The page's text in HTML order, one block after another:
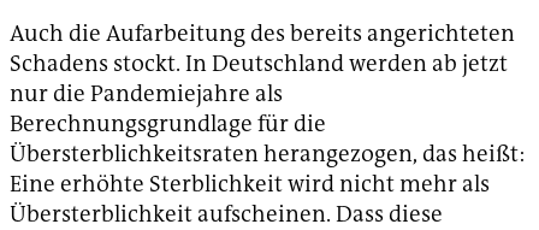
Auch die Aufarbeitung des bereits angerichteten
Schadens stockt. In Deutschland werden ab jetzt
nur die Pandemiejahre als
Berechnungsgrundlage für die
Übersterblichkeitsraten herangezogen, das heißt:
Eine erhöhte Sterblichkeit wird nicht mehr als
Übersterblichkeit aufscheinen. Dass diese